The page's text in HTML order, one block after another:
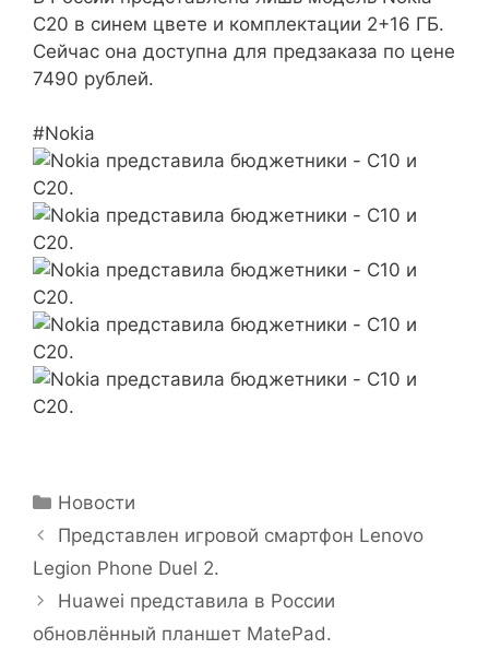
C20 в синем цвете и комплектации 2+16 ГБ.
Сейчас она доступна для предзаказа по цене
7490 рублей.
#Nokia
Рубрики
Новости
Представлен игровой смартфон Lenovo
Legion Phone Duel 2.
Huawei представила в России
обновлённый планшет MatePad.